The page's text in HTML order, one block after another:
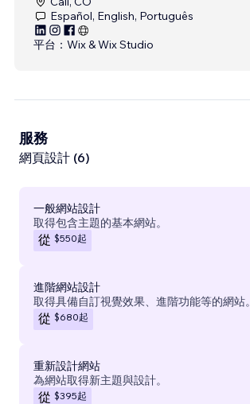
Español, English, Português
平台： Wix & Wix Studio
服務
網頁設計 (6)
一般網站設計
取得包含主題的基本網站。
從 $550起
進階網站設計
取得具備自訂視覺效果、進階功能等的網站。
從 $680起
重新設計網站
為網站取得新主題與設計。
從 $395起